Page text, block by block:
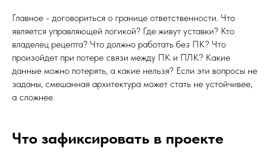
Главное - договориться о границе ответственности. Что
является управляющей логикой? Где живут уставки? Кто
владелец рецепта? Что должно работать без ПК? Что
произойдет при потере связи между ПК и ПЛК? Какие
данные можно потерять, а какие нельзя? Если эти вопросы не
заданы, смешанная архитектура может стать не устойчивее,
а сложнее.
Что зафиксировать в проекте